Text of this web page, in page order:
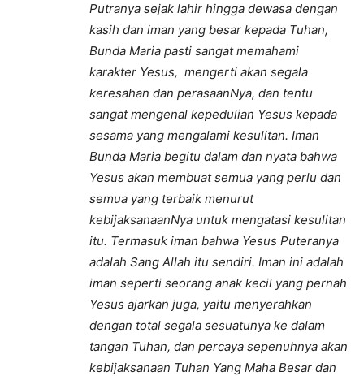
Putranya sejak lahir hingga dewasa dengan
kasih dan iman yang besar kepada Tuhan,
Bunda Maria pasti sangat memahami
karakter Yesus, mengerti akan segala
keresahan dan perasaanNya, dan tentu
sangat mengenal kepedulian Yesus kepada
sesama yang mengalami kesulitan. Iman
Bunda Maria begitu dalam dan nyata bahwa
Yesus akan membuat semua yang perlu dan
semua yang terbaik menurut
kebijaksanaanNya untuk mengatasi kesulitan
itu. Termasuk iman bahwa Yesus Puteranya
adalah Sang Allah itu sendiri. Iman ini adalah
iman seperti seorang anak kecil yang pernah
Yesus ajarkan juga, yaitu menyerahkan
dengan total segala sesuatunya ke dalam
tangan Tuhan, dan percaya sepenuhnya akan
kebijaksanaan Tuhan Yang Maha Besar dan